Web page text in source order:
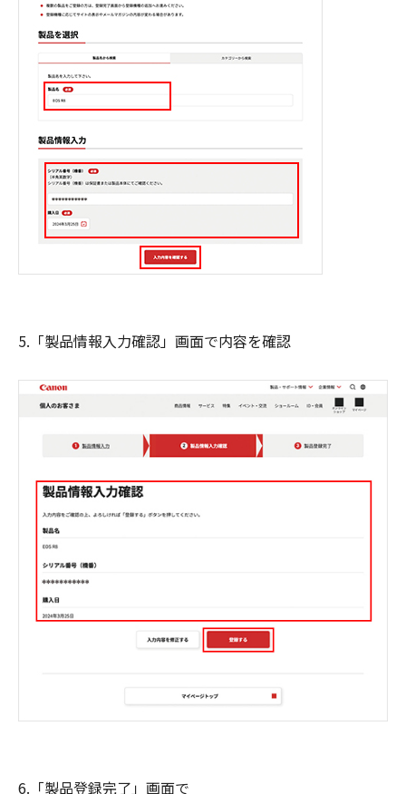
5.「製品情報入力確認」画面で内容を確認
6.「製品登録完了」画面で